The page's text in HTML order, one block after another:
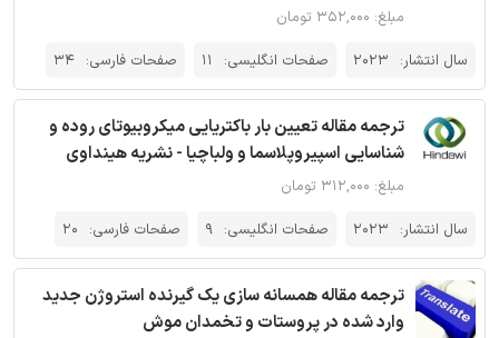
مبلغ: ۳۵۲,۰۰۰ تومان
سال انتشار: 2023 صفحات انگلیسی: 11 صفحات فارسی: 34
ترجمه مقاله تعیین بار باکتریایی میکروبیوتای روده و
شناسایی اسپیروپلاسما و ولباچیا - نشریه هینداوی
مبلغ: ۳۱۲,۰۰۰ تومان
سال انتشار: 2023 صفحات انگلیسی: 9 صفحات فارسی: 20
ترجمه مقاله همسانه سازی یک گیرنده استروژن جدید
وارد شده در پروستات و تخمدان موش